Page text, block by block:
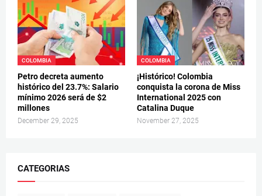
COLOMBIA
Petro decreta aumento
histórico del 23.7%: Salario
mínimo 2026 será de $2
millones
December 29, 2025
COLOMBIA
¡Histórico! Colombia
conquista la corona de Miss
International 2025 con
Catalina Duque
November 27, 2025
CATEGORIAS